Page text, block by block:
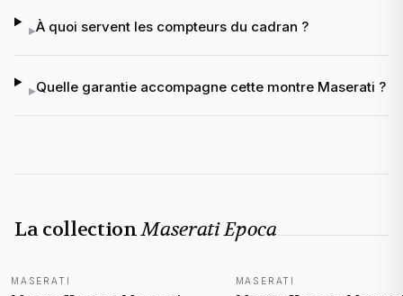
▸À quoi servent les compteurs du cadran ?
▸Quelle garantie accompagne cette montre Maserati ?
La collectionMaserati Epoca
NOUVEAUTÉ
MASERATI
NOUVEAUTÉ
MASERATI